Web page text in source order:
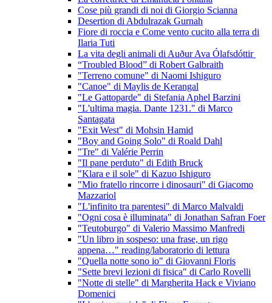
Cose più grandi di noi di Giorgio Scianna
Desertion di Abdulrazak Gurnah
Fiore di roccia e Come vento cucito alla terra di
Ilaria Tuti
La vita degli animali di Auður Ava Ólafsdóttir
“Troubled Blood” di Robert Galbraith
"Terreno comune" di Naomi Ishiguro
"Canoe" di Maylis de Kerangal
"Le Gattoparde" di Stefania Aphel Barzini
"L'ultima magia. Dante 1231." di Marco
Santagata
"Exit West" di Mohsin Hamid
"Boy and Going Solo" di Roald Dahl
"Tre" di Valérie Perrin
"Il pane perduto" di Edith Bruck
"Klara e il sole" di Kazuo Ishiguro
"Mio fratello rincorre i dinosauri" di Giacomo
Mazzariol
"L'infinito tra parentesi" di Marco Malvaldi
"Ogni cosa è illuminata" di Jonathan Safran Foer
"Teutoburgo" di Valerio Massimo Manfredi
"Un libro in sospeso: una frase, un rigo
appena…" reading/laboratorio di lettura
"Quella notte sono io" di Giovanni Floris
"Sette brevi lezioni di fisica" di Carlo Rovelli
"Notte di stelle" di Margherita Hack e Viviano
Domenici